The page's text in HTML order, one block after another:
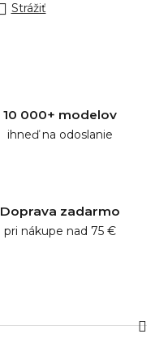
Strážiť
10 000+ modelov
ihneď na odoslanie
Doprava zadarmo
pri nákupe nad 75 €